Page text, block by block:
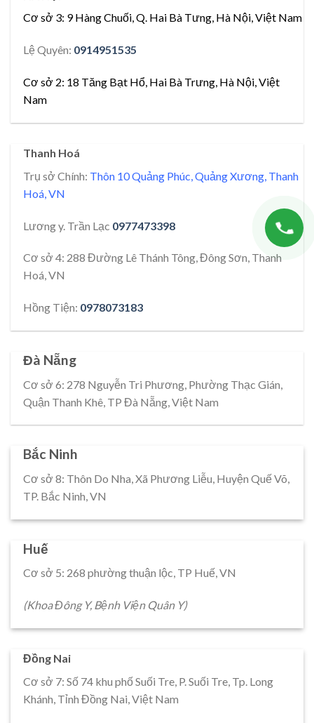
Cơ sở 3: 9 Hàng Chuối, Q. Hai Bà Tưng, Hà Nội, Việt Nam
Lệ Quyên: 0914951535
Cơ sở 2: 18 Tăng Bạt Hổ, Hai Bà Trưng, Hà Nội, Việt
Nam
Thanh Hoá
Trụ sở Chính: Thôn 10 Quảng Phúc, Quảng Xương, Thanh
Hoá, VN
Lương y. Trần Lạc 0977473398
Cơ sở 4: 288 Đường Lê Thánh Tông, Đông Sơn, Thanh
Hoá, VN
Hồng Tiện: 0978073183
Đà Nẵng
Cơ sở 6: 278 Nguyễn Tri Phương, Phường Thạc Gián,
Quận Thanh Khê, TP Đà Nẵng, Việt Nam
Bắc Ninh
Cơ sở 8: Thôn Do Nha, Xã Phương Liễu, Huyện Quế Võ,
TP. Bắc Ninh, VN
Huế
Cơ sở 5: 268 phường thuận lộc, TP Huế, VN
(Khoa Đông Y, Bệnh Viện Quân Y)
Đồng Nai
Cơ sở 7: Số 74 khu phố Suối Tre, P. Suối Tre, Tp. Long
Khánh, Tỉnh Đồng Nai, Việt Nam